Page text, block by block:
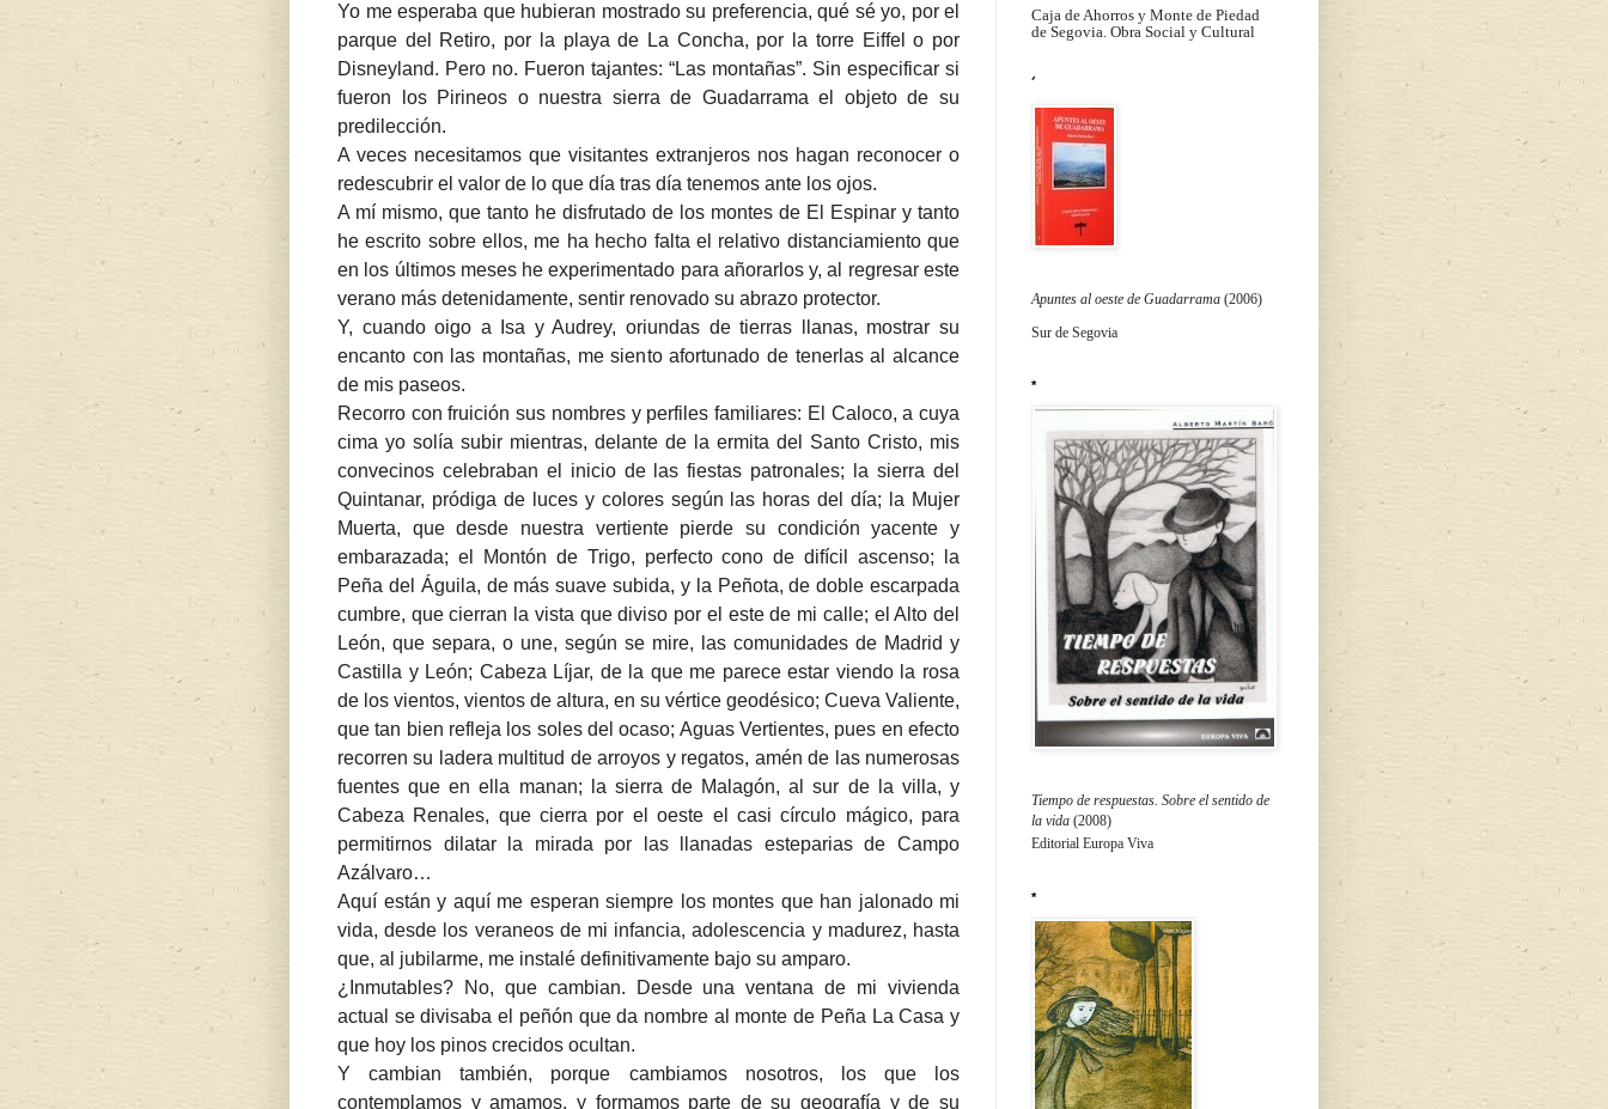
Yo me esperaba que hubieran mostrado su preferencia, qué sé yo, por el
parque del Retiro, por la playa de La Concha, por la torre Eiffel o por
Disneyland. Pero no. Fueron tajantes: “Las montañas”. Sin especificar si
fueron los Pirineos o nuestra sierra de Guadarrama el objeto de su
predilección.
A veces necesitamos que visitantes extranjeros nos hagan reconocer o
redescubrir el valor de lo que día tras día tenemos ante los ojos.
A mí mismo, que tanto he disfrutado de los montes de El Espinar y tanto
he escrito sobre ellos, me ha hecho falta el relativo distanciamiento que
en los últimos meses he experimentado para añorarlos y, al regresar este
verano más detenidamente, sentir renovado su abrazo protector.
Y, cuando oigo a Isa y Audrey, oriundas de tierras llanas, mostrar su
encanto con las montañas, me siento afortunado de tenerlas al alcance
de mis paseos.
Recorro con fruición sus nombres y perfiles familiares: El Caloco, a cuya
cima yo solía subir mientras, delante de la ermita del Santo Cristo, mis
convecinos celebraban el inicio de las fiestas patronales; la sierra del
Quintanar, pródiga de luces y colores según las horas del día; la Mujer
Muerta, que desde nuestra vertiente pierde su condición yacente y
embarazada; el Montón de Trigo, perfecto cono de difícil ascenso; la
Peña del Águila, de más suave subida, y la Peñota, de doble escarpada
cumbre, que cierran la vista que diviso por el este de mi calle; el Alto del
León, que separa, o une, según se mire, las comunidades de Madrid y
Castilla y León; Cabeza Líjar, de la que me parece estar viendo la rosa
de los vientos, vientos de altura, en su vértice geodésico; Cueva Valiente,
que tan bien refleja los soles del ocaso; Aguas Vertientes, pues en efecto
recorren su ladera multitud de arroyos y regatos, amén de las numerosas
fuentes que en ella manan; la sierra de Malagón, al sur de la villa, y
Cabeza Renales, que cierra por el oeste el casi círculo mágico, para
permitirnos dilatar la mirada por las llanadas esteparias de Campo
Azálvaro…
Aquí están y aquí me esperan siempre los montes que han jalonado mi
vida, desde los veraneos de mi infancia, adolescencia y madurez, hasta
que, al jubilarme, me instalé definitivamente bajo su amparo.
¿Inmutables? No, que cambian. Desde una ventana de mi vivienda
actual se divisaba el peñón que da nombre al monte de Peña La Casa y
que hoy los pinos crecidos ocultan.
Y cambian también, porque cambiamos nosotros, los que los
contemplamos y amamos, y formamos parte de su geografía y de su
Caja de Ahorros y Monte de Piedad
de Segovia. Obra Social y Cultural
´
Apuntes al oeste de Guadarrama (2006)
Sur de Segovia
*
Tiempo de respuestas. Sobre el sentido de
la vida (2008)
Editorial Europa Viva
*